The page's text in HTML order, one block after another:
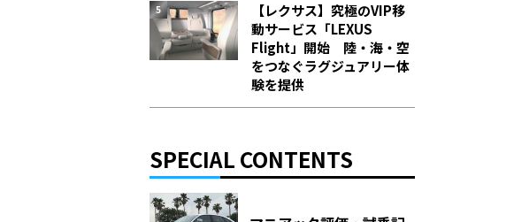
【レクサス】究極のVIP移
動サービス「LEXUS
Flight」開始 陸・海・空
をつなぐラグジュアリー体
験を提供
SPECIAL CONTENTS